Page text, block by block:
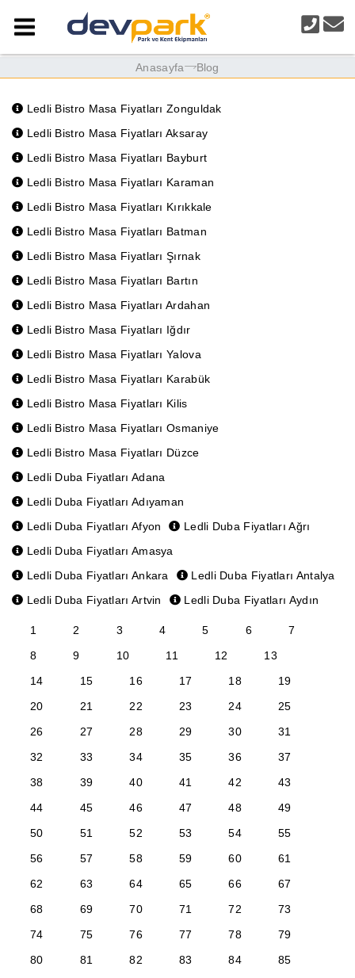
Anasayfa Blog
Ledli Bistro Masa Fiyatları Zonguldak
Ledli Bistro Masa Fiyatları Aksaray
Ledli Bistro Masa Fiyatları Bayburt
Ledli Bistro Masa Fiyatları Karaman
Ledli Bistro Masa Fiyatları Kırıkkale
Ledli Bistro Masa Fiyatları Batman
Ledli Bistro Masa Fiyatları Şırnak
Ledli Bistro Masa Fiyatları Bartın
Ledli Bistro Masa Fiyatları Ardahan
Ledli Bistro Masa Fiyatları Iğdır
Ledli Bistro Masa Fiyatları Yalova
Ledli Bistro Masa Fiyatları Karabük
Ledli Bistro Masa Fiyatları Kilis
Ledli Bistro Masa Fiyatları Osmaniye
Ledli Bistro Masa Fiyatları Düzce
Ledli Duba Fiyatları Adana
Ledli Duba Fiyatları Adıyaman
Ledli Duba Fiyatları Afyon
Ledli Duba Fiyatları Ağrı
Ledli Duba Fiyatları Amasya
Ledli Duba Fiyatları Ankara
Ledli Duba Fiyatları Antalya
Ledli Duba Fiyatları Artvin
Ledli Duba Fiyatları Aydın
1 2 3 4 5 6
7
8
9 10 11 12
13
14
15 16 17 18
19
20
21 22 23 24
25
26
27 28 29 30
31
32
33 34 35 36
37
38
39 40 41 42
43
44
45 46 47 48
49
50
51 52 53 54
55
56
57 58 59 60
61
62
63 64 65 66
67
68
69 70 71 72
73
74
75 76 77 78
79
80
81 82 83 84
85